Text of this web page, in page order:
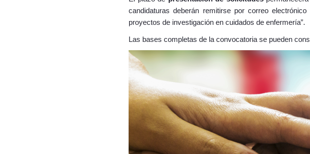
candidaturas deberán remitirse por correo electrónico
proyectos de investigación en cuidados de enfermería”.
Las bases completas de la convocatoria se pueden